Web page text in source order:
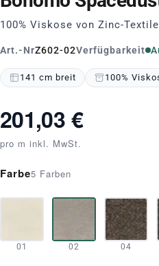
100% Viskose von Zinc-Textile
Art.-NrZ602-02Verfügbarkeit
141 cm breit 100%
201,03 €
pro m inkl. MwSt.
Farbe5 Farben
01 02 04